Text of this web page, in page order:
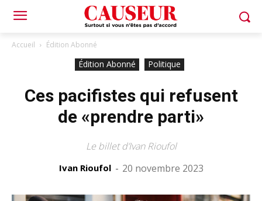
Accueil Édition Abonné
Édition Abonné Politique
Ces pacifistes qui refusent
de «prendre parti»
Le billet d’Ivan Rioufol
Ivan Rioufol - 20 novembre 2023